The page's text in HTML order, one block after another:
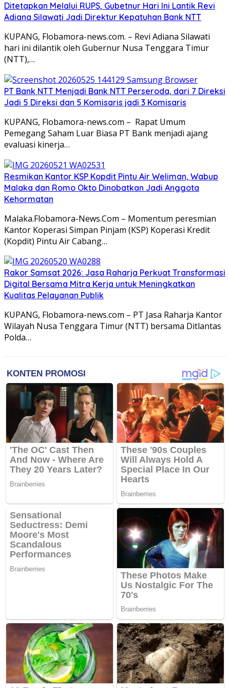
Ditetapkan Melalui RUPS, Gubetnur Hari Ini Lantik Revi
Adiana Silawati Jadi Direktur Kepatuhan Bank NTT
KUPANG, Flobamora-news.com. – Revi Adiana Silawati
hari ini dilantik oleh Gubernur Nusa Tenggara Timur
(NTT),…
PT Bank NTT Menjadi Bank NTT Perseroda, dari 7 Direksi
Jadi 5 Direksi dan 5 Komisaris jadi 3 Komisaris
KUPANG, Flobamora-news.com – Rapat Umum
Pemegang Saham Luar Biasa PT Bank menjadi ajang
evaluasi kinerja…
Resmikan Kantor KSP Kopdit Pintu Air Weliman, Wabup
Malaka dan Romo Okto Dinobatkan Jadi Anggota
Kehormatan
Malaka.Flobamora-News.Com – Momentum peresmian
Kantor Koperasi Simpan Pinjam (KSP) Koperasi Kredit
(Kopdit) Pintu Air Cabang…
Rakor Samsat 2026: Jasa Raharja Perkuat Transformasi
Digital Bersama Mitra Kerja untuk Meningkatkan
Kualitas Pelayanan Publik
KUPANG, Flobamora-news.com – PT Jasa Raharja Kantor
Wilayah Nusa Tenggara Timur (NTT) bersama Ditlantas
Polda…